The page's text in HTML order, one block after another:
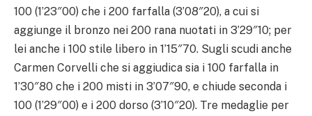
100 (1’23″00) che i 200 farfalla (3’08″20), a cui si
aggiunge il bronzo nei 200 rana nuotati in 3’29″10; per
lei anche i 100 stile libero in 1’15″70. Sugli scudi anche
Carmen Corvelli che si aggiudica sia i 100 farfalla in
1’30″80 che i 200 misti in 3’07″90, e chiude seconda i
100 (1’29″00) e i 200 dorso (3’10″20). Tre medaglie per